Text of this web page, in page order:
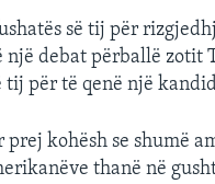
së tij për
një debat përballë
për të qenë një
kohësh se shumë
thanë në